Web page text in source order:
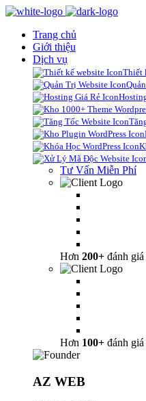
Trang chủ
Giới thiệu
Dịch vụ
Thiết
Tư Vấn Miễn Phí
Hơn 200+ đánh giá
Hơn 100+ đánh giá
AZ WEB